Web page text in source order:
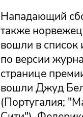
Нападающий
также
вошли в список
по версии
странице
вошли Джуд
(Португалия;